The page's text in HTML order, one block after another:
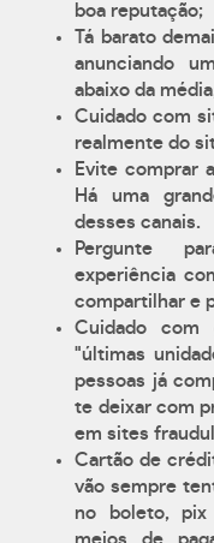
boa reputação;
Tá barato
anunciando
abaixo da
Cuidado com
realmente do
Evite comprar
Há uma
desses canais.
Pergunte
experiência
compartilhar e
Cuidado com
"últimas
pessoas já
te deixar com
em sites
Cartão de
vão sempre
no boleto, pix